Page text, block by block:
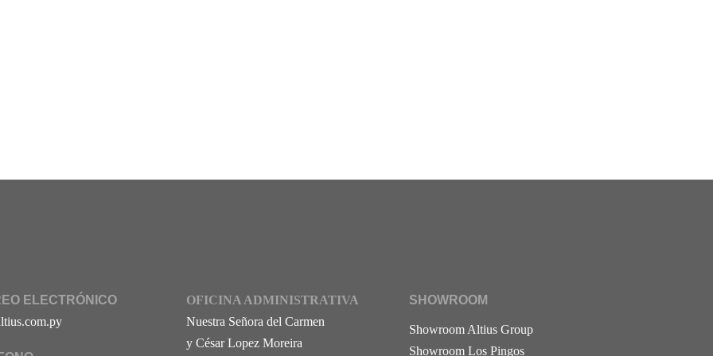
ELECTRÓNICO
OFICINA ADMINISTRATIVA
Nuestra Señora del Carmen
y César Lopez Moreira
SHOWROOM
Showroom Altius Group
Showroom Los Pingos